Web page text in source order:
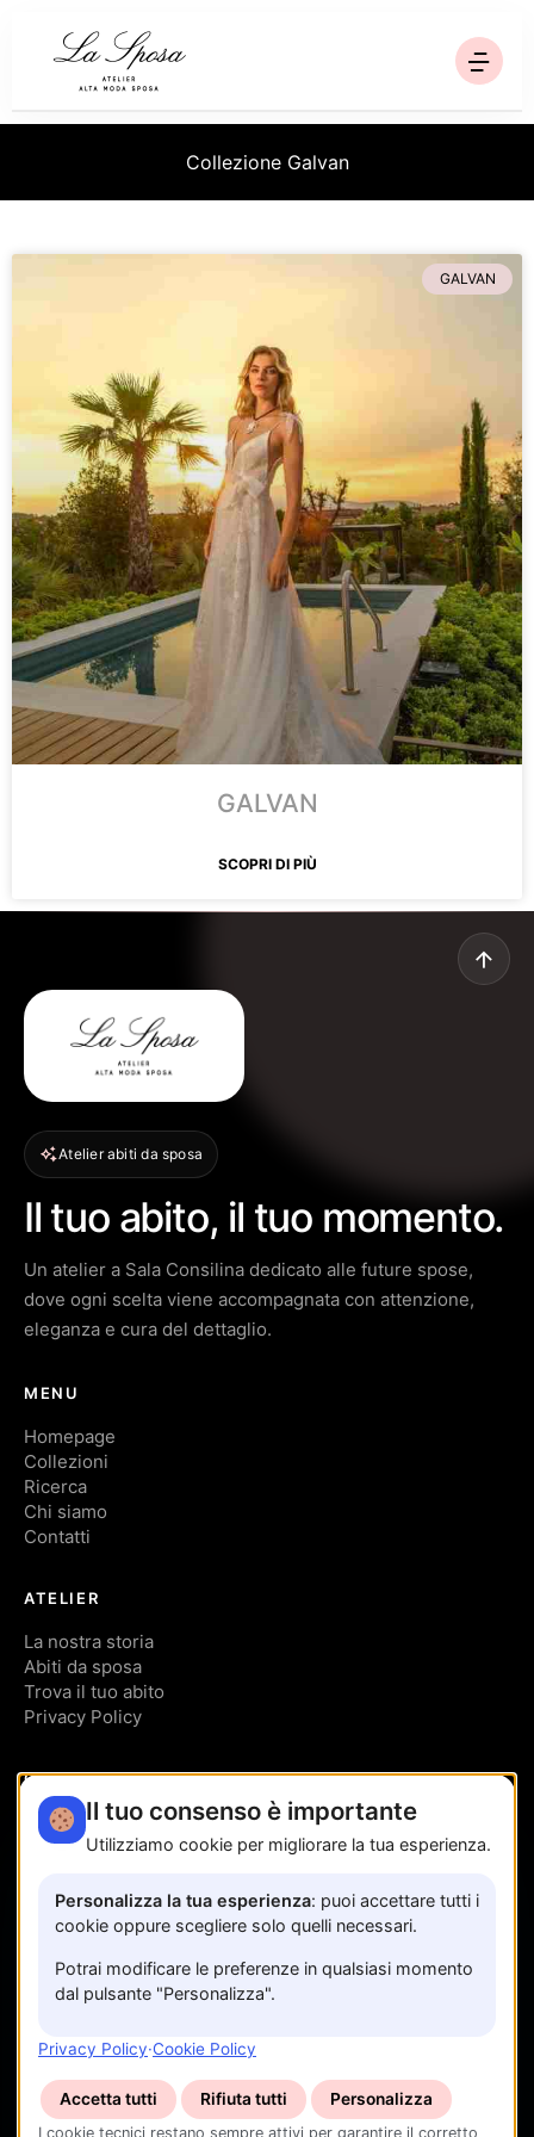
Contatti
Via Trinità, 95 - Sala Consilina SA
Prenota un appuntamento
Collezione Galvan
GALVAN
GALVAN
SCOPRI DI PIÙ
Atelier abiti da sposa
Il tuo abito, il tuo momento.
Un atelier a Sala Consilina dedicato alle future spose,
dove ogni scelta viene accompagnata con attenzione,
eleganza e cura del dettaglio.
MENU
Homepage
Collezioni
Ricerca
Chi siamo
Contatti
ATELIER
La nostra storia
Abiti da sposa
Trova il tuo abito
Privacy Policy
CONTATTI
Via Trinità, 95
Sala Consilina SA
Il tuo consenso è importante
Utilizziamo cookie per migliorare la tua esperienza.
Personalizza la tua esperienza: puoi accettare tutti i
cookie oppure scegliere solo quelli necessari.
Potrai modificare le preferenze in qualsiasi momento
dal pulsante "Personalizza".
Privacy Policy·Cookie Policy
Accetta tutti Rifiuta tutti Personalizza
I cookie tecnici restano sempre attivi per garantire il corretto